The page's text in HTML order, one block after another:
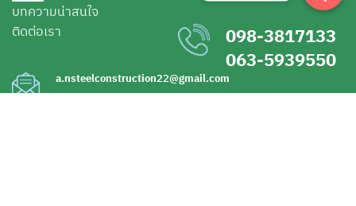
บทความน่าสนใจ
ติดต่อเรา
098-3817133
063-5939550
a.nsteelconstruction22@gmail.com